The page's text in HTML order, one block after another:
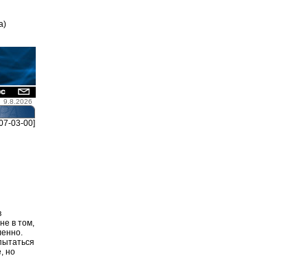
9.8.2026
03-00]
в том,
но